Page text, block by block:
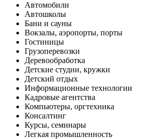
Автомобили
Автошколы
Бани и сауны
Вокзалы, аэропорты, порты
Гостиницы
Грузоперевозки
Деревообработка
Детские студии, кружки
Детский отдых
Информационные технологии
Кадровые агентства
Компьютеры, оргтехника
Консалтинг
Курсы, семинары
Легкая промышленность